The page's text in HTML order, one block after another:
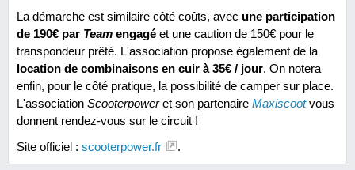
La démarche est similaire côté coûts, avec une participation
de 190€ par Team engagé et une caution de 150€ pour le
transpondeur prêté. L'association propose également de la
location de combinaisons en cuir à 35€ / jour. On notera
enfin, pour le côté pratique, la possibilité de camper sur place.
L'association Scooterpoweret son partenaire Maxiscootvous
donnent rendez-vous sur le circuit !
Site officiel : scooterpower.fr .